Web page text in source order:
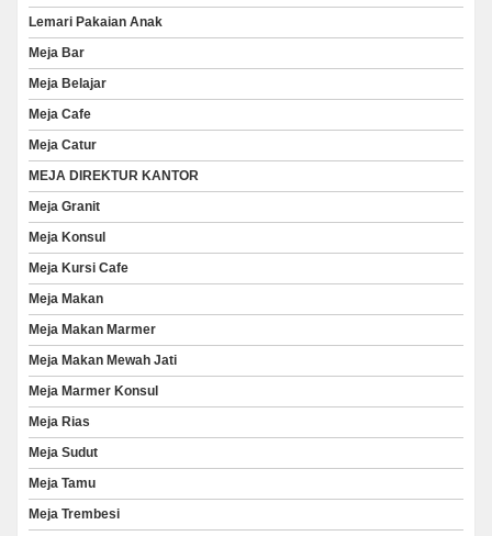
Lemari Pakaian Anak
Meja Bar
Meja Belajar
Meja Cafe
Meja Catur
MEJA DIREKTUR KANTOR
Meja Granit
Meja Konsul
Meja Kursi Cafe
Meja Makan
Meja Makan Marmer
Meja Makan Mewah Jati
Meja Marmer Konsul
Meja Rias
Meja Sudut
Meja Tamu
Meja Trembesi